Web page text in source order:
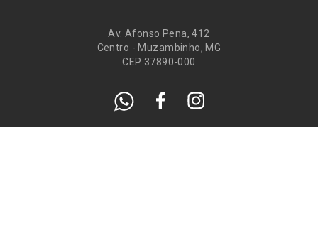
Av. Afonso Pena, 412
Centro - Muzambinho, MG
CEP 37890-000